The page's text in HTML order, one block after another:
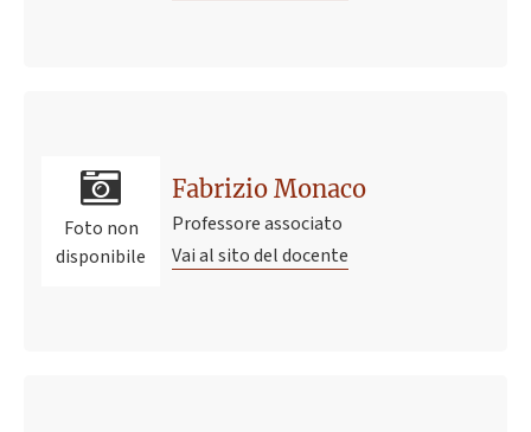
Foto non
disponibile
Fabrizio Monaco
Professore associato
Vai al sito del docente